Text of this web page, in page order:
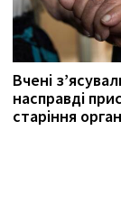
Вчені
насправді
старіння